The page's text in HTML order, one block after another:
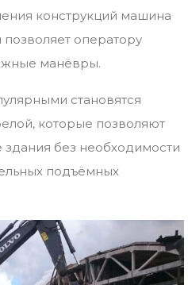
конструкций машина
позволяет оператору
манёвры.
становятся
которые позволяют
без необходимости
подъёмных